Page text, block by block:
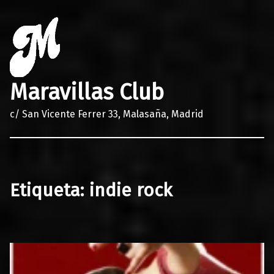
Maravillas Club
c/ San Vicente Ferrer 33, Malasaña, Madrid
Etiqueta: indie rock